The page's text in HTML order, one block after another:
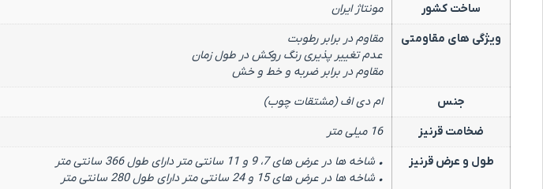
ساخت کشور
مونتاژ ایران
ویژگی های مقاومتی
مقاوم در برابر رطوبت
عدم تغییر پذیری رنگ روکش در طول زمان
مقاوم در برابر ضربه و خط و خش
جنس
ام دی اف (مشتقات چوب)
ضخامت قرنیز
16 میلی متر
طول و عرض قرنیز
• شاخه ها در عرض های 7، 9 و 11 سانتی متر دارای طول 366 سانتی متر
• شاخه ها در عرض های 15 و 24 سانتی متر دارای طول 280 سانتی متر